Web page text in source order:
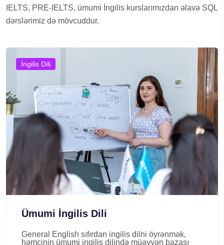
IELTS, PRE-IELTS, ümumi İngilis kurslarımızdan əlavə SQL
dərslərimiz də mövcuddur.
İngilis Dili
Ümumi İngilis Dili
General English sıfırdan ingilis dilni öyrənmək,
həmçinin ümumi ingilis dilində müəyyən bazası